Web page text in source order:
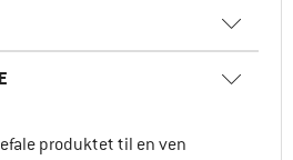
produktet til en ven